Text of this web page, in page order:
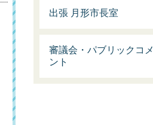
出張 月形市長室
審議会・パブリックコメ
ント